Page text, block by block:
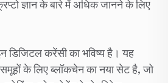
ज्ञान के बारे में अधिक जानने के लिए
डिजिटल करेंसी का भविष्य है। यह
के लिए ब्लॉकचेन का नया सेट है, जो